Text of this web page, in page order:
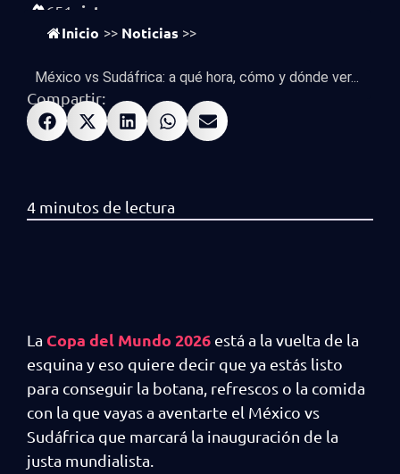
651 vistas
Inicio >> Noticias >>
México vs Sudáfrica: a qué hora, cómo y dónde ver...
Compartir:
La Copa del Mundo 2026 está a la vuelta de la
esquina y eso quiere decir que ya estás listo
para conseguir la botana, refrescos o la comida
con la que vayas a aventarte el México vs
Sudáfrica que marcará la inauguración de la
justa mundialista.